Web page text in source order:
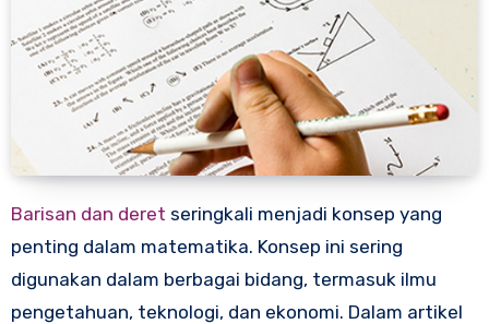
Barisan dan deret seringkali menjadi konsep yang
penting dalam matematika. Konsep ini sering
digunakan dalam berbagai bidang, termasuk ilmu
pengetahuan, teknologi, dan ekonomi. Dalam artikel